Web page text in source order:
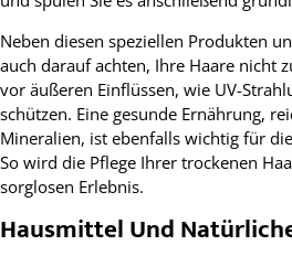
Neben diesen speziellen Produkten
auch darauf achten, Ihre Haare nicht
vor äußeren Einflüssen, wie UV-
schützen. Eine gesunde Ernährung,
Mineralien, ist ebenfalls wichtig für
So wird die Pflege Ihrer trockenen
sorglosen Erlebnis.
Hausmittel Und